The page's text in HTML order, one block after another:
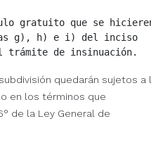
gratuito que se
g), h) e i) del inciso
quedarán sujetos a
en los términos que
de la Ley General de